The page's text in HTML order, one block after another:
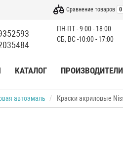
Сравнение товаров 0
ПН-ПТ - 9:00 - 18:00
СБ, ВС -10:00 - 17:00
КАТАЛОГ ПРОИЗВОДИТЕЛИ
автоэмаль Краски акриловые